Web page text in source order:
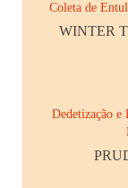
Coleta de
WINTER
Dedetização e